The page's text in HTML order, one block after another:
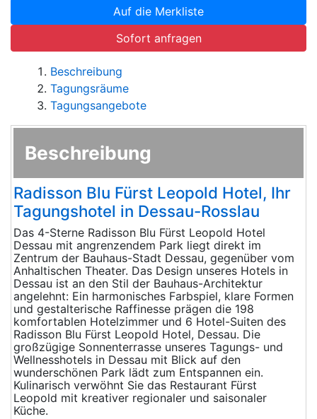
Auf die Merkliste
Sofort anfragen
Beschreibung
Tagungsräume
Tagungsangebote
Beschreibung
Radisson Blu Fürst Leopold Hotel, Ihr
Tagungshotel in Dessau-Rosslau
Das 4-Sterne Radisson Blu Fürst Leopold Hotel
Dessau mit angrenzendem Park liegt direkt im
Zentrum der Bauhaus-Stadt Dessau, gegenüber vom
Anhaltischen Theater. Das Design unseres Hotels in
Dessau ist an den Stil der Bauhaus-Architektur
angelehnt: Ein harmonisches Farbspiel, klare Formen
und gestalterische Raffinesse prägen die 198
komfortablen Hotelzimmer und 6 Hotel-Suiten des
Radisson Blu Fürst Leopold Hotel, Dessau. Die
großzügige Sonnenterrasse unseres Tagungs- und
Wellnesshotels in Dessau mit Blick auf den
wunderschönen Park lädt zum Entspannen ein.
Kulinarisch verwöhnt Sie das Restaurant Fürst
Leopold mit kreativer regionaler und saisonaler
Küche.